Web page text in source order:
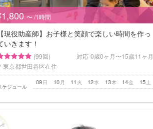
〜 /1時間
【現役助産師】お子様と笑顔で楽しい時間を作っ
いきます！
(99回) 対応 0歳0ヶ月〜15歳11ヶ月
東京都世田谷区在住
ケジュール
日
09 月
10 火
11 水
12 木
13 金
14 土
15